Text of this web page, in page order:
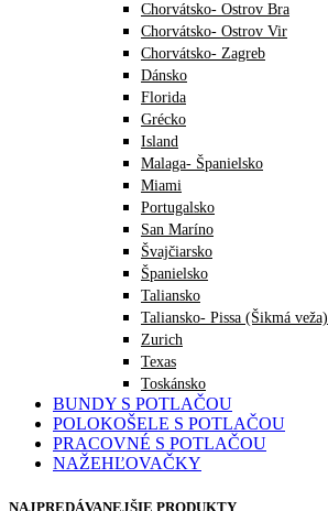
Chorvátsko- Ostrov Bra
Chorvátsko- Ostrov Vir
Chorvátsko- Zagreb
Dánsko
Florida
Grécko
Island
Malaga- Španielsko
Miami
Portugalsko
San Maríno
Švajčiarsko
Španielsko
Taliansko
Taliansko- Pissa (Šikmá veža)
Zurich
Texas
Toskánsko
BUNDY S POTLAČOU
POLOKOŠELE S POTLAČOU
PRACOVNÉ S POTLAČOU
NAŽEHĽOVAČKY
NAJPREDÁVANEJŠIE PRODUKTY